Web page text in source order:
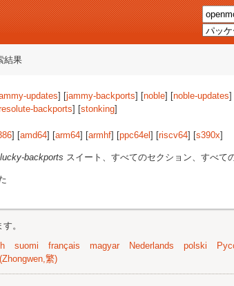
結果
updates] [jammy-backports] [noble] [noble-updates]
backports] [stonking]
] [amd64] [arm64] [armhf] [ppc64el ] [riscv64] [s390x]
backports スイート、すべてのセクション、すべて
。
suomi français magyar Nederlands polski
繁)